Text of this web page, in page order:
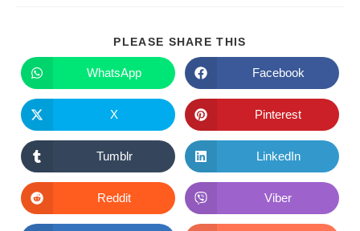
PLEASE SHARE THIS
Opens
in
a
new
window
WhatsApp
Opens
in
a
new
window
Facebook
Opens
in
a
new
window
X
Opens
in
a
new
window
Pinterest
Opens
in
a
new
window
Tumblr
Opens
in
a
new
window
LinkedIn
Opens
in
a
Reddit
Opens
in
a
Viber